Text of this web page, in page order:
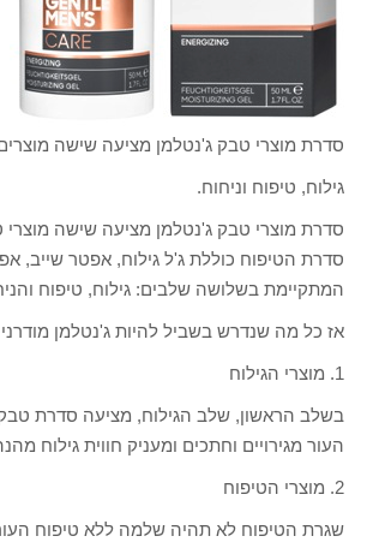
סדרת מוצרי טבק ג'נטלמן מציעה שישה
גילוח, טיפוח וניחוח.
סדרת מוצרי טבק ג'נטלמן מציעה שישה
סדרת הטיפוח כוללת ג'ל גילוח, אפטר שייב,
המתקיימת בשלושה שלבים: גילוח, טיפוח
אז כל מה שנדרש בשביל להיות ג'נטלמן
1. מוצרי הגילוח
בשלב הראשון, שלב הגילוח, מציעה סדרת טבק
העור מגירויים וחתכים ומעניק חווית גילוח
2. מוצרי הטיפוח
שגרת הטיפוח לא תהיה שלמה ללא טיפוח